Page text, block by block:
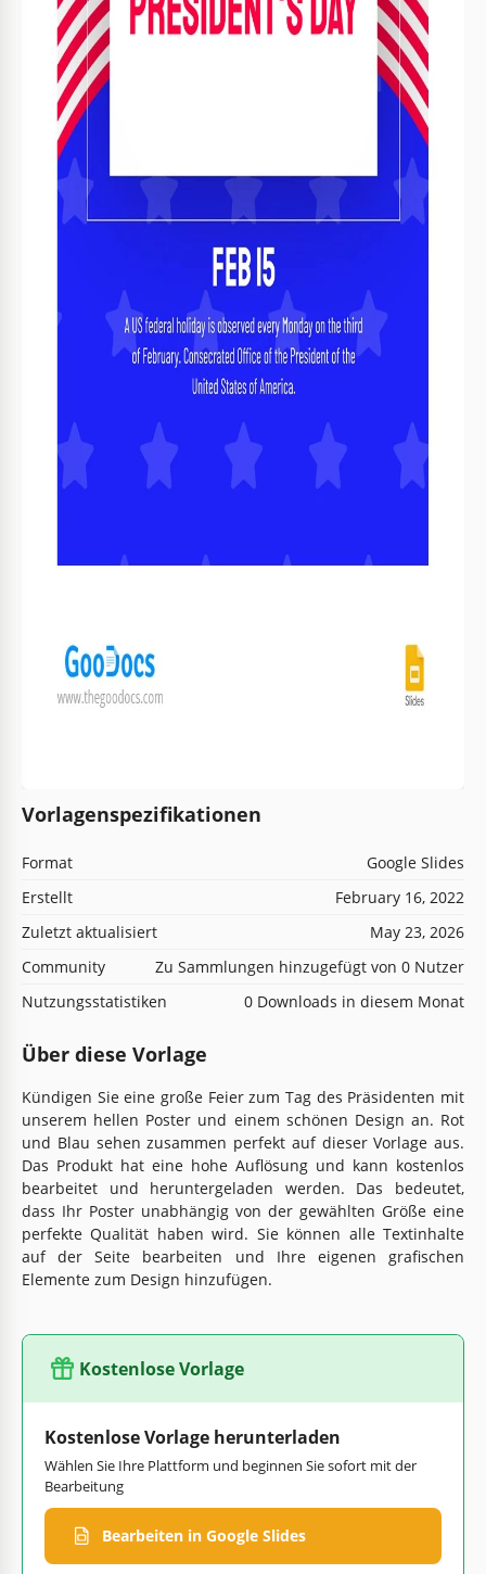
Vorlagenspezifikationen
Format
Google Slides
Erstellt
February 16, 2022
Zuletzt aktualisiert
May 23, 2026
Community
Zu Sammlungen hinzugefügt von 0 Nutzer
Nutzungsstatistiken
0 Downloads in diesem Monat
Über diese Vorlage
Kündigen Sie eine große Feier zum Tag des Präsidenten mit
unserem hellen Poster und einem schönen Design an. Rot
und Blau sehen zusammen perfekt auf dieser Vorlage aus.
Das Produkt hat eine hohe Auflösung und kann kostenlos
bearbeitet und heruntergeladen werden. Das bedeutet,
dass Ihr Poster unabhängig von der gewählten Größe eine
perfekte Qualität haben wird. Sie können alle Textinhalte
auf der Seite bearbeiten und Ihre eigenen grafischen
Elemente zum Design hinzufügen.
Kostenlose Vorlage
Kostenlose Vorlage herunterladen
Wählen Sie Ihre Plattform und beginnen Sie sofort mit der
Bearbeitung
Bearbeiten in Google Slides